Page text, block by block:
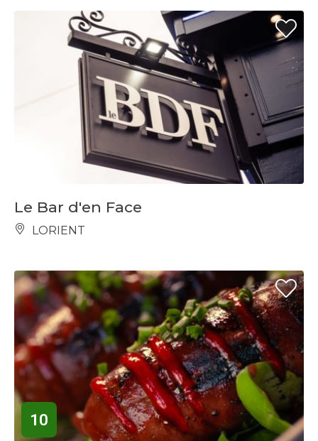
Le Bar d'en Face
LORIENT
10